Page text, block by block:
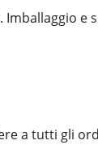
e
a tutti gli